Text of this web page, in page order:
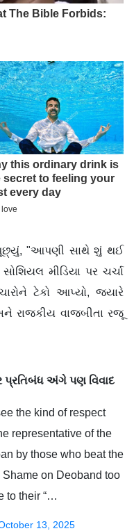
પૂછ્યું, "આપણી સાથે શું થઈ
મીડિયા પર ચર્ચા
ટેકો આપ્યો, જ્યારે
રાજકીય વાજબીતા રજૂ
પ્રતિબંધ અંગે પણ વિવાદ
the kind of respect
representative of the
by those who beat the
on Deoband too
to their “…
13, 2025